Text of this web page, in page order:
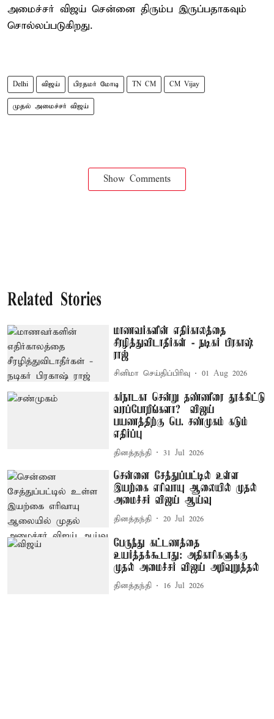
அமைச்சர் விஜய் சென்னை திரும்ப இருப்பதாகவும்
சொல்லப்படுகிறது.
Delhi விஜய் பிரதமர் மோடி TN CM CM Vijay
முதல் அமைச்சர் விஜய்
Show Comments
Related Stories
மாணவர்களின் எதிர்காலத்தை
சீரழித்துவிடாதீர்கள் - நடிகர் பிரகாஷ்
ராஜ்
சினிமா செய்திப்பிரிவு 01 Aug 2026
கர்நாடகா சென்று தண்ணீரை தூக்கிட்டு
வரப்போறீங்களா? – விஜய்
பயணத்திற்கு பெ. சண்முகம் கடும்
எதிர்ப்பு
தினத்தந்தி 31 Jul 2026
சென்னை சேத்துப்பட்டில் உள்ள
இயற்கை எரிவாயு ஆலையில் முதல்
அமைச்சர் விஜய் ஆய்வு
தினத்தந்தி 20 Jul 2026
பேருந்து கட்டணத்தை
உயர்த்தக்கூடாது: அதிகாரிகளுக்கு
முதல் அமைச்சர் விஜய் அறிவுறுத்தல்
தினத்தந்தி 16 Jul 2026